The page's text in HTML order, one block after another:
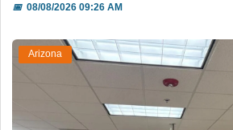
📅08/08/2026 09:26 AM
Arizona